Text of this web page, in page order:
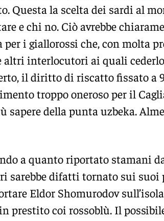
Questa la scelta dei sardi al
e chi no. Ciò avrebbe
i giallorossi che, con molta
altri interlocutori ai quali cederlo
il diritto di riscatto fissato a
troppo oneroso per il
sapere della punta uzbeka.
a quanto riportato stamani
sarebbe difatti tornato sui suoi
Eldor Shomurodov
prestito coi rossoblù. Il